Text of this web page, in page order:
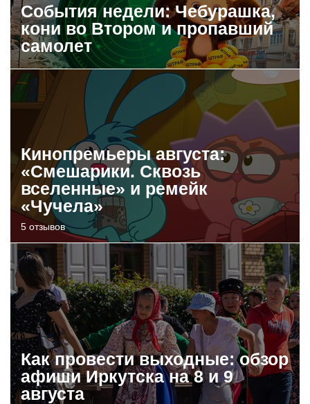
События недели: Чебурашка,
кони во Втором и пропавший
самолет
Кинопремьеры августа:
«Смешарики. Сквозь
вселенные» и ремейк
«Чучела»
5 отзывов
Как провести выходные: обзор
афиши Иркутска на 8 и 9
августа